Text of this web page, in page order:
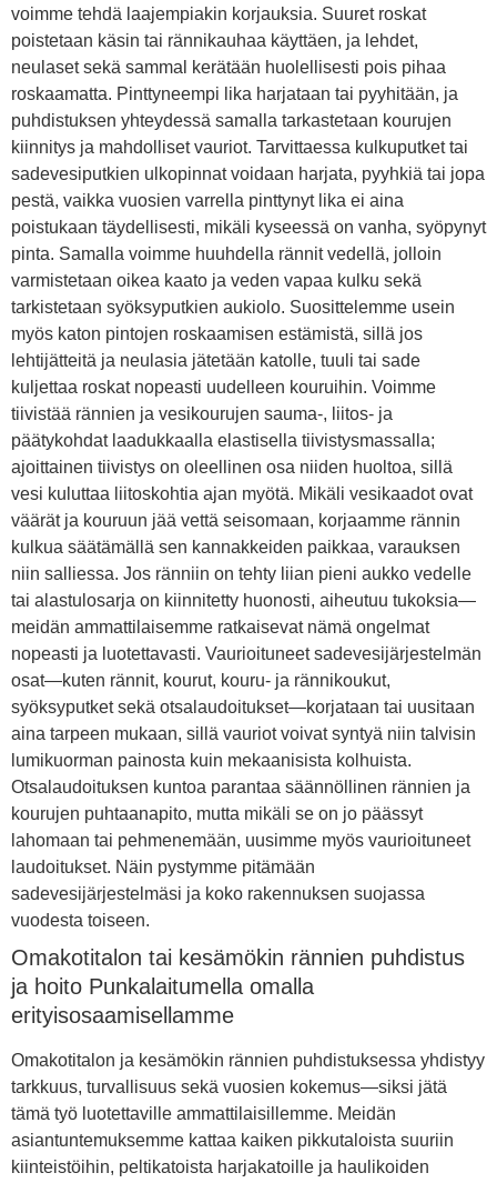
voimme tehdä laajempiakin korjauksia. Suuret roskat
poistetaan käsin tai rännikauhaa käyttäen, ja lehdet,
neulaset sekä sammal kerätään huolellisesti pois pihaa
roskaamatta. Pinttyneempi lika harjataan tai pyyhitään, ja
puhdistuksen yhteydessä samalla tarkastetaan kourujen
kiinnitys ja mahdolliset vauriot. Tarvittaessa kulkuputket tai
sadevesiputkien ulkopinnat voidaan harjata, pyyhkiä tai jopa
pestä, vaikka vuosien varrella pinttynyt lika ei aina
poistukaan täydellisesti, mikäli kyseessä on vanha, syöpynyt
pinta. Samalla voimme huuhdella rännit vedellä, jolloin
varmistetaan oikea kaato ja veden vapaa kulku sekä
tarkistetaan syöksyputkien aukiolo. Suosittelemme usein
myös katon pintojen roskaamisen estämistä, sillä jos
lehtijätteitä ja neulasia jätetään katolle, tuuli tai sade
kuljettaa roskat nopeasti uudelleen kouruihin. Voimme
tiivistää rännien ja vesikourujen sauma-, liitos- ja
päätykohdat laadukkaalla elastisella tiivistysmassalla;
ajoittainen tiivistys on oleellinen osa niiden huoltoa, sillä
vesi kuluttaa liitoskohtia ajan myötä. Mikäli vesikaadot ovat
väärät ja kouruun jää vettä seisomaan, korjaamme rännin
kulkua säätämällä sen kannakkeiden paikkaa, varauksen
niin salliessa. Jos ränniin on tehty liian pieni aukko vedelle
tai alastulosarja on kiinnitetty huonosti, aiheutuu tukoksia—
meidän ammattilaisemme ratkaisevat nämä ongelmat
nopeasti ja luotettavasti. Vaurioituneet sadevesijärjestelmän
osat—kuten rännit, kourut, kouru- ja rännikoukut,
syöksyputket sekä otsalaudoitukset—korjataan tai uusitaan
aina tarpeen mukaan, sillä vauriot voivat syntyä niin talvisin
lumikuorman painosta kuin mekaanisista kolhuista.
Otsalaudoituksen kuntoa parantaa säännöllinen rännien ja
kourujen puhtaanapito, mutta mikäli se on jo päässyt
lahomaan tai pehmenemään, uusimme myös vaurioituneet
laudoitukset. Näin pystymme pitämään
sadevesijärjestelmäsi ja koko rakennuksen suojassa
vuodesta toiseen.
Omakotitalon tai kesämökin rännien puhdistus
ja hoito Punkalaitumella omalla
erityisosaamisellamme
Omakotitalon ja kesämökin rännien puhdistuksessa yhdistyy
tarkkuus, turvallisuus sekä vuosien kokemus—siksi jätä
tämä työ luotettaville ammattilaisillemme. Meidän
asiantuntemuksemme kattaa kaiken pikkutaloista suuriin
kiinteistöihin, peltikatoista harjakatoille ja haulikoiden